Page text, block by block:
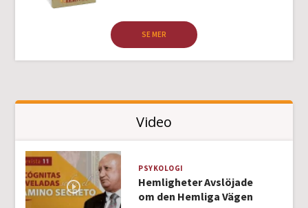
SE MER
Video
PSYKOLOGI
Hemligheter Avslöjade
om den Hemliga Vägen